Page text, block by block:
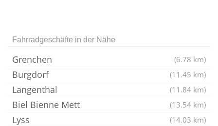
Fahrradgeschäfte in der Nähe
Grenchen (6.78 km)
Burgdorf (11.45 km)
Langenthal (11.84 km)
Biel Bienne Mett (13.54 km)
Lyss (14.03 km)